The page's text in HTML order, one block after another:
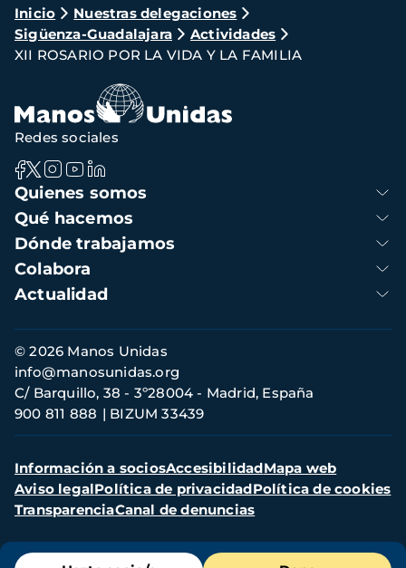
Ruta
de
navegación
Inicio
Nuestras delegaciones
Sigüenza-Guadalajara
Actividades
XII ROSARIO POR LA VIDA Y LA FAMILIA
Menú
Navegación
principal
Quienes somos
Qué hacemos
Dónde trabajamos
Colabora
Actualidad
Redes sociales
Información
de
contacto
© 2026 Manos Unidas
C/ Barquillo, 38 - 3º28004 - Madrid, España
900 811 888
BIZUM 33439
info@manosunidas.org
Menú
secundario
Información a sociosAccesibilidadMapa web
Aviso legalPolítica de privacidadPolítica de cookies
TransparenciaCanal de denuncias